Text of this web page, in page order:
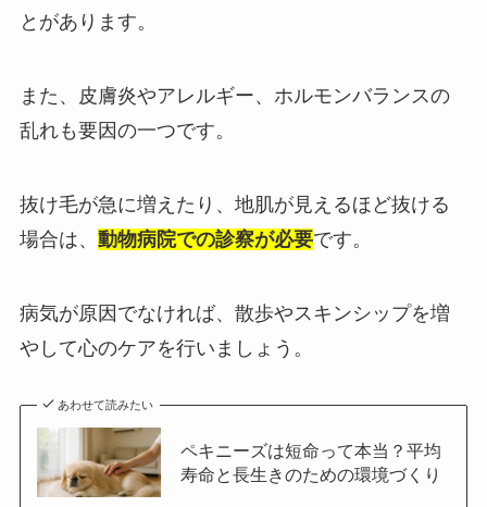
とがあります。
また、皮膚炎やアレルギー、ホルモンバランスの
乱れも要因の一つです。
抜け毛が急に増えたり、地肌が見えるほど抜ける
場合は、 動物病院での診察が必要です。
病気が原因でなければ、散歩やスキンシップを増
やして心のケアを行いましょう。
あわせて読みたい
ペキニーズは短命って本当？平均
寿命と長生きのための環境づくり